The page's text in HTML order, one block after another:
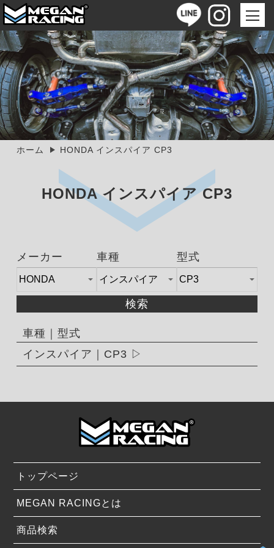
ホーム HONDA インスパイア CP3
HONDA インスパイア CP3
メーカー 車種 型式
検索
車種｜型式
インスパイア｜CP3
トップページ
MEGAN RACINGとは
商品検索